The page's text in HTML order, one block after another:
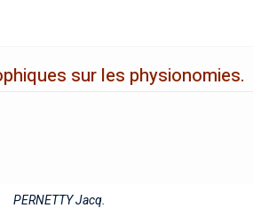
sur les physionomies.
PERNETTY Jacq.